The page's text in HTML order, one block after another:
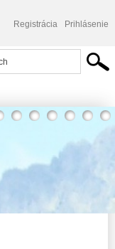
Registrácia Prihlásenie